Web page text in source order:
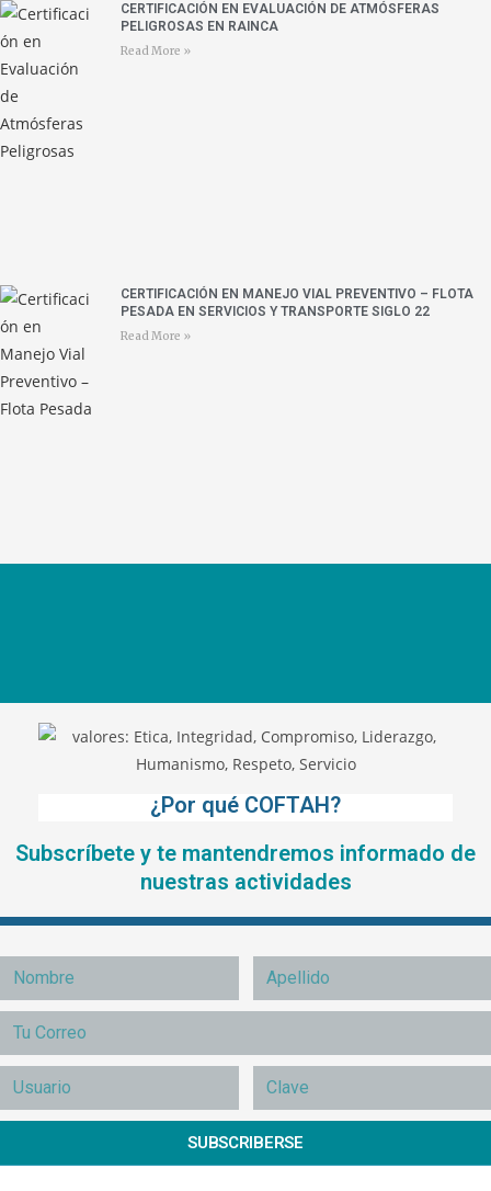
CERTIFICACIÓN EN EVALUACIÓN DE ATMÓSFERAS
PELIGROSAS EN RAINCA
Read More »
CERTIFICACIÓN EN MANEJO VIAL PREVENTIVO – FLOTA
PESADA EN SERVICIOS Y TRANSPORTE SIGLO 22
Read More »
¿Por qué COFTAH?
Subscríbete y te mantendremos informado de
nuestras actividades
SUBSCRIBERSE